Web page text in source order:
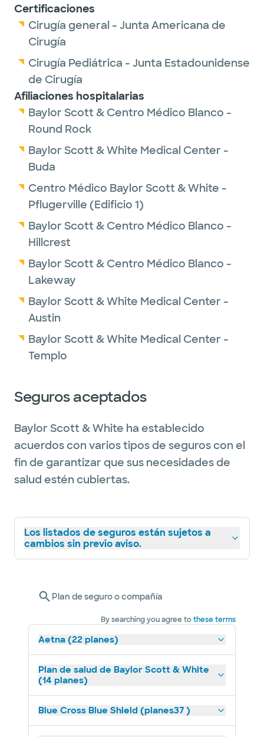
Certificaciones
Cirugía general - Junta Americana de
Cirugía
Cirugía Pediátrica - Junta Estadounidense
de Cirugía
Afiliaciones hospitalarias
Baylor Scott & Centro Médico Blanco -
Round Rock
Baylor Scott & White Medical Center -
Buda
Centro Médico Baylor Scott & White -
Pflugerville (Edificio 1)
Baylor Scott & Centro Médico Blanco -
Hillcrest
Baylor Scott & Centro Médico Blanco -
Lakeway
Baylor Scott & White Medical Center -
Austin
Baylor Scott & White Medical Center -
Templo
Seguros aceptados
Baylor Scott & White ha establecido
acuerdos con varios tipos de seguros con el
fin de garantizar que sus necesidades de
salud estén cubiertas.
Los listados de seguros están sujetos a
cambios sin previo aviso.
Plan de seguro o compañía
By searching you agree tothese terms
Aetna (22 planes)
Plan de salud de Baylor Scott & White
(14 planes)
Blue Cross Blue Shield (planes37 )